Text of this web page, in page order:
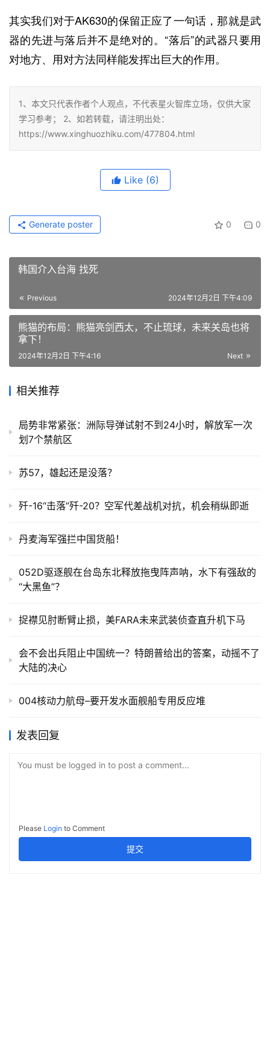
其实我们对于AK630的保留正应了一句话，那就是武
器的先进与落后并不是绝对的。“落后”的武器只要用
对地方、用对方法同样能发挥出巨大的作用。
1、本文只代表作者个人观点，不代表星火智库立场，仅供大家
学习参考； 2、如若转载，请注明出处：
https://www.xinghuozhiku.com/477804.html
Like (6)
0 0
Generate poster
韩国介入台海 找死
Previous 2024年12月2日 下午4:09
熊猫的布局：熊猫亮剑西太，不止琉球，未来关岛也将
拿下！
Next
2024年12月2日 下午4:16
相关推荐
局势非常紧张：洲际导弹试射不到24小时，解放军一次
划7个禁航区
苏57，雄起还是没落？
歼-16“击落”歼-20？空军代差战机对抗，机会稍纵即逝
丹麦海军强拦中国货船！
052D驱逐舰在台岛东北释放拖曳阵声呐，水下有强敌的
“大黑鱼”？
捉襟见肘断臂止损，美FARA未来武装侦查直升机下马
会不会出兵阻止中国统一？特朗普给出的答案，动摇不了
大陆的决心
004核动力航母–要开发水面舰船专用反应堆
发表回复
You must be logged in to post a comment...
Please Login to Comment
提交